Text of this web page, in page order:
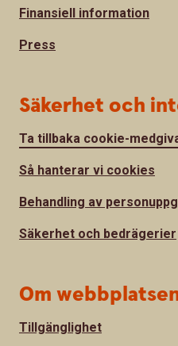
Finansiell information
Press
Säkerhet och
Ta tillbaka cookie-
Så hanterar vi cookies
Behandling av
Säkerhet och bedrägerier
Om
Tillgänglighet